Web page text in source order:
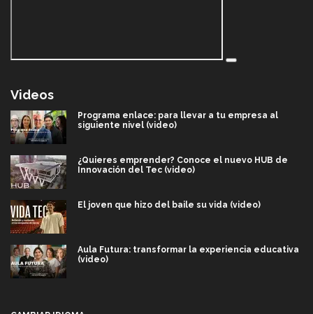
Videos
Programa enlace: para llevar a tu empresa al
siguiente nivel (video)
¿Quieres emprender? Conoce el nuevo HUB de
Innovación del Tec (video)
El joven que hizo del baile su vida (video)
Aula Futura: transformar la experiencia educativa
(video)